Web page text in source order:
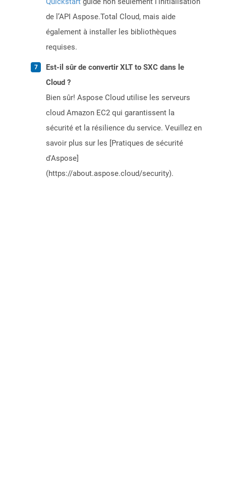
de l’API Aspose.Total Cloud, mais aide
également à installer les bibliothèques
requises.
Est-il sûr de convertir XLT to SXC dans le
Cloud ?
Bien sûr! Aspose Cloud utilise les serveurs
cloud Amazon EC2 qui garantissent la
sécurité et la résilience du service. Veuillez en
savoir plus sur les [Pratiques de sécurité
d'Aspose]
(https://about.aspose.cloud/security).